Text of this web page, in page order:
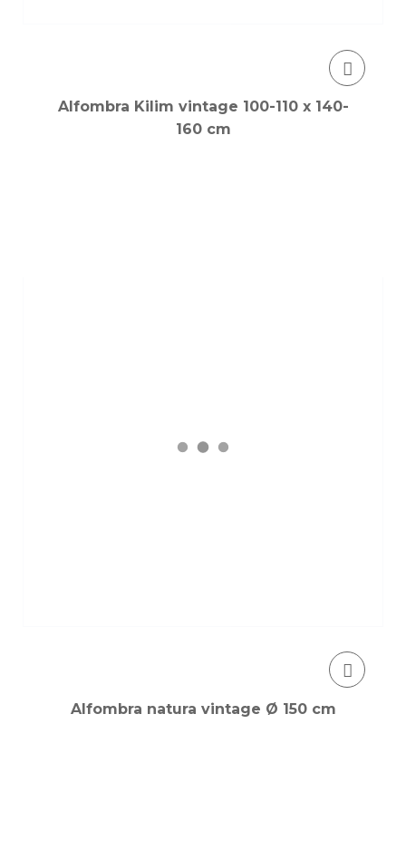
Alfombra Kilim vintage 100-110 x 140-
160 cm
Alfombra natura vintage Ø 150 cm